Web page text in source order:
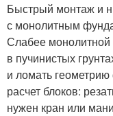
Быстрый монтаж и
с монолитным
Слабее монолитной
в пучинистых
и ломать
расчет блоков:
нужен кран или